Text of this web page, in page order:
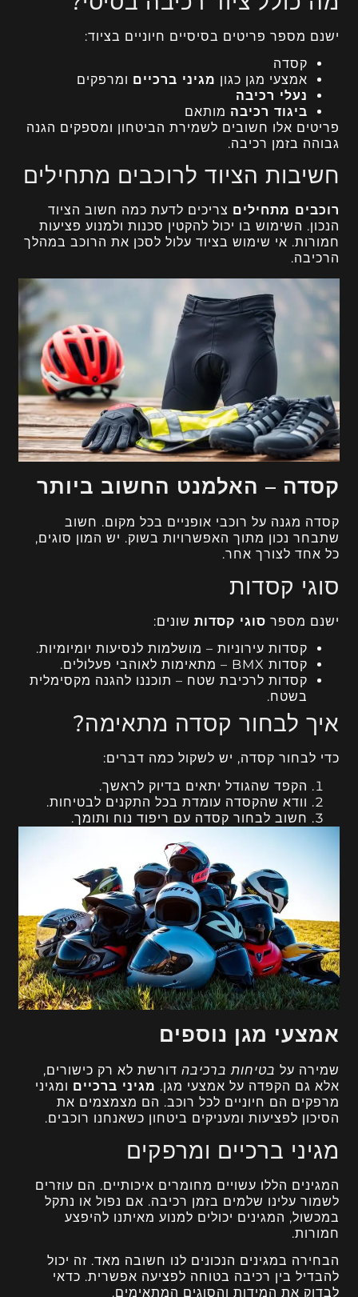
ישנם מספר פריטים בסיסיים חיוניים בציוד:
קסדה
אמצעי מגן כגון מגיני ברכיים ומרפקים
נעלי רכיבה
ביגוד רכיבה מותאם
פריטים אלו חשובים לשמירת הביטחון ומספקים הגנה
גבוהה בזמן רכיבה.
חשיבות הציוד לרוכבים מתחילים
רוכבים מתחילים צריכים לדעת כמה חשוב הציוד
הנכון. השימוש בו יכול להקטין סכנות ולמנוע פציעות
חמורות. אי שימוש בציוד עלול לסכן את הרוכב במהלך
הרכיבה.
קסדה – האלמנט החשוב ביותר
קסדה מגנה על רוכבי אופניים בכל מקום. חשוב
שתבחר נכון מתוך האפשרויות בשוק. יש המון סוגים,
כל אחד לצורך אחר.
סוגי קסדות
ישנם מספר סוגי קסדות שונים:
קסדות עירוניות – מושלמות לנסיעות יומיומיות.
קסדות BMX – מתאימות לאוהבי פעלולים.
קסדות לרכיבת שטח – תוכננו להגנה מקסימלית
בשטח.
איך לבחור קסדה מתאימה?
כדי לבחור קסדה, יש לשקול כמה דברים:
הקפד שהגודל יתאים בדיוק לראשך.
וודא שהקסדה עומדת בכל התקנים לבטיחות.
חשוב לבחור קסדה עם ריפוד נוח ותומך.
אמצעי מגן נוספים
שמירה על בטיחות ברכיבה דורשת לא רק כישורים,
אלא גם הקפדה על אמצעי מגן. מגיני ברכיים ומגיני
מרפקים הם חיוניים לכל רוכב. הם מצמצמים את
הסיכון לפציעות ומעניקים ביטחון כשאנחנו רוכבים.
מגיני ברכיים ומרפקים
המגינים הללו עשויים מחומרים איכותיים. הם עוזרים
לשמור עלינו שלמים בזמן רכיבה. אם נפול או נתקל
במכשול, המגינים יכולים למנוע מאיתנו להיפצע
חמורות.
הבחירה במגינים הנכונים לנו חשובה מאד. זה יכול
להבדיל בין רכיבה בטוחה לפציעה אפשרית. כדאי
לבדוק את המידות והסוגים המתאימים.